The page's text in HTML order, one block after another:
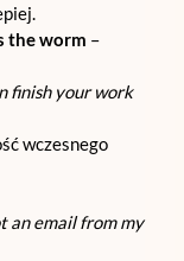
the worm –
finish your work
wczesnego
an email from my